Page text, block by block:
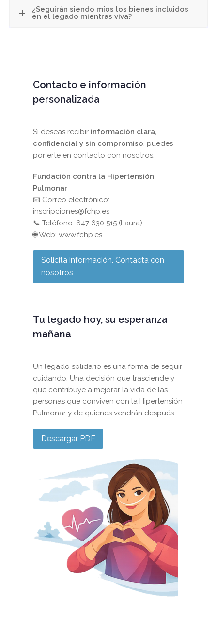
¿Seguirán siendo míos los bienes incluidos
en el legado mientras viva?
Contacto e información
personalizada
Si deseas recibir información clara,
confidencial y sin compromiso, puedes
ponerte en contacto con nosotros:
Fundación contra la Hipertensión
Pulmonar
📧 Correo electrónico:
inscripciones@fchp.es
📞 Teléfono: 647 630 515 (Laura)
🌐 Web: www.fchp.es
Solicita información. Contacta con
nosotros
Tu legado hoy, su esperanza
mañana
Un legado solidario es una forma de seguir
cuidando. Una decisión que trasciende y
que contribuye a mejorar la vida de las
personas que conviven con la Hipertensión
Pulmonar y de quienes vendrán después.
Descargar PDF